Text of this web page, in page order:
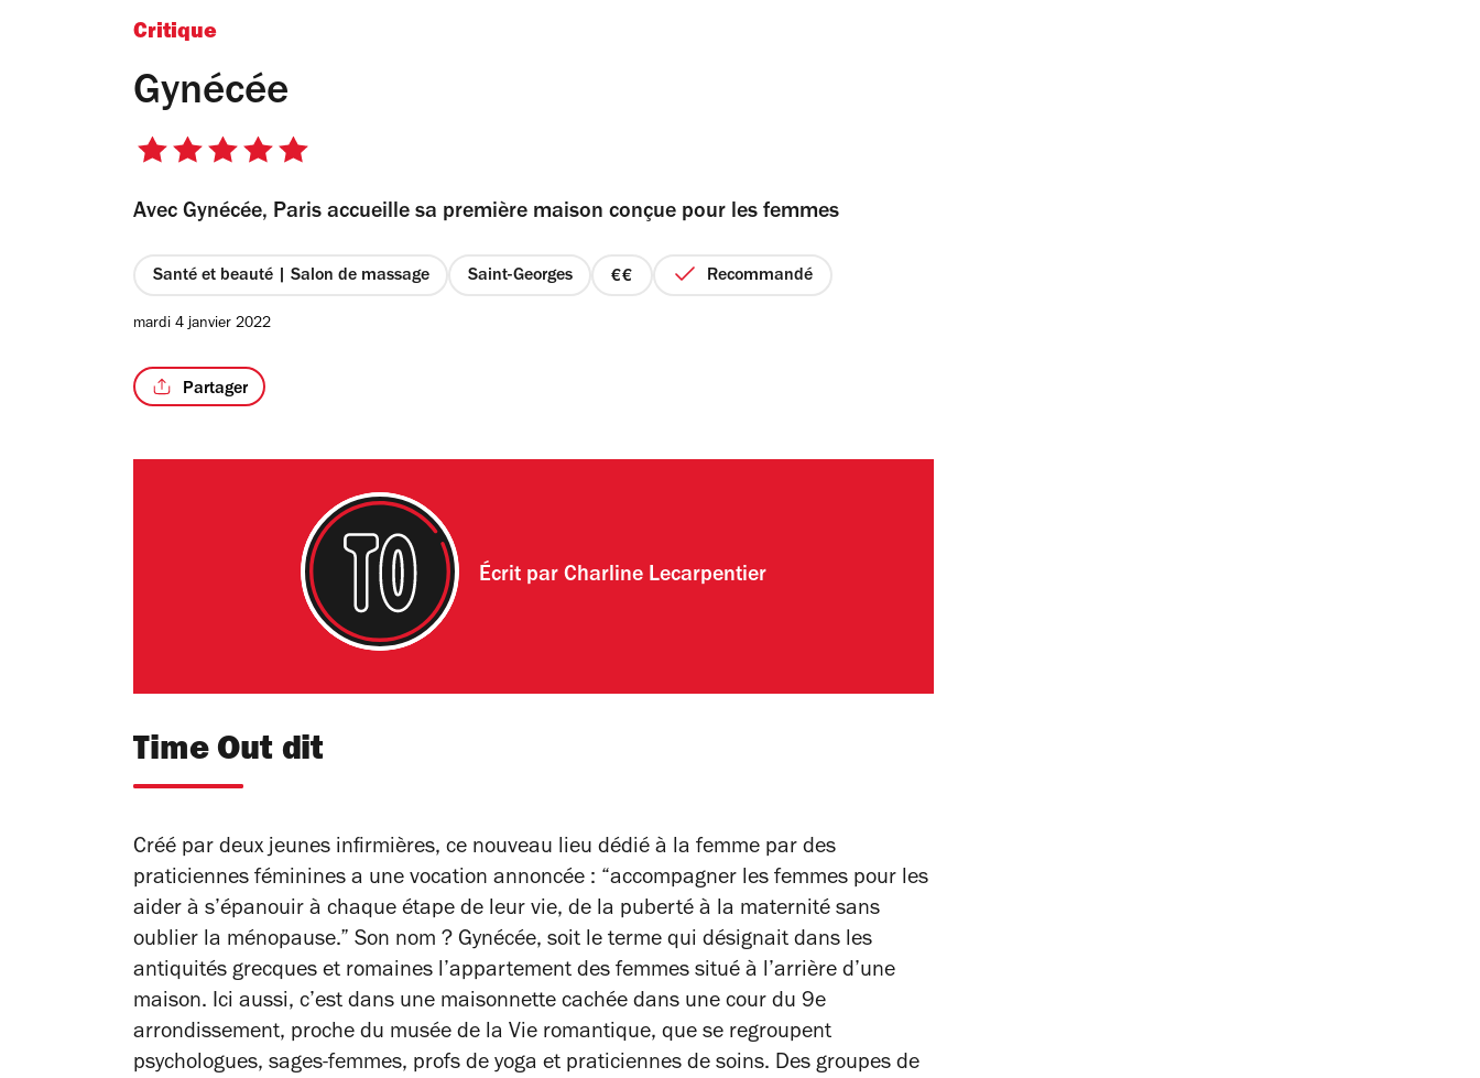
Critique
Gynécée
5
5
Avec Gynécée, Paris accueille sa première maison conçue pour les femmes
Santé et beauté | Salon de massage Saint-Georges
prix
Recommandé
mardi 4 janvier 2022
Partager
Écrit par Charline Lecarpentier
Time Out dit
Créé par deux jeunes infirmières, ce nouveau lieu dédié à la femme par des
praticiennes féminines a une vocation annoncée : “accompagner les femmes pour les
aider à s’épanouir à chaque étape de leur vie, de la puberté à la maternité sans
oublier la ménopause.” Son nom ? Gynécée, soit le terme qui désignait dans les
antiquités grecques et romaines l’appartement des femmes situé à l’arrière d’une
maison. Ici aussi, c’est dans une maisonnette cachée dans une cour du 9e
arrondissement, proche du musée de la Vie romantique, que se regroupent
psychologues, sages-femmes, profs de yoga et praticiennes de soins. Des groupes de